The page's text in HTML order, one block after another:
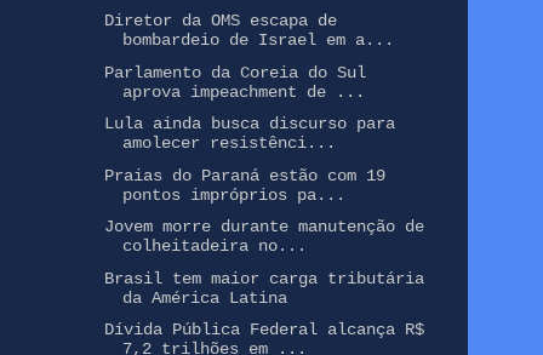
Diretor da OMS escapa de
bombardeio de Israel em a...
Parlamento da Coreia do Sul
aprova impeachment de ...
Lula ainda busca discurso para
amolecer resistênci...
Praias do Paraná estão com 19
pontos impróprios pa...
Jovem morre durante manutenção de
colheitadeira no...
Brasil tem maior carga tributária
da América Latina
Dívida Pública Federal alcança R$
7,2 trilhões em ...